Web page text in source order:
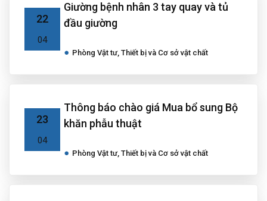
22
04
Giường bệnh nhân 3 tay quay và tủ
đầu giường
Phòng Vật tư, Thiết bị và Cơ sở vật chất
23
04
Thông báo chào giá Mua bổ sung Bộ
khăn phẫu thuật
Phòng Vật tư, Thiết bị và Cơ sở vật chất